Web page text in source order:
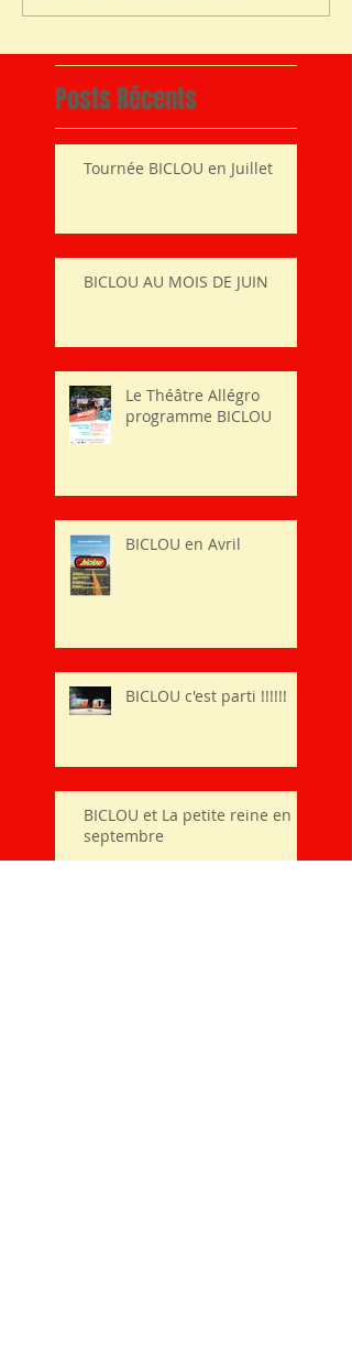
Posts Récents
Tournée BICLOU en Juillet
BICLOU AU MOIS DE JUIN
Le Théâtre Allégro
programme BICLOU
BICLOU en Avril
BICLOU c'est parti !!!!!!
BICLOU et La petite reine en
septembre